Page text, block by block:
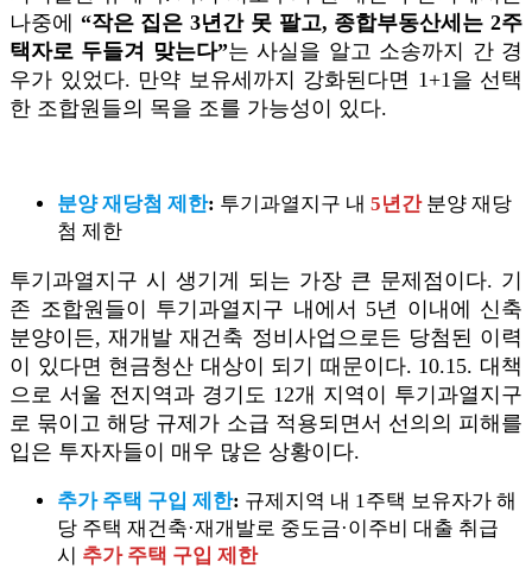
나중에 “작은 집은 3년간 못 팔고, 종합부동산세는 2주
택자로 두들겨 맞는다”는 사실을 알고 소송까지 간 경
우가 있었다. 만약 보유세까지 강화된다면 1+1을 선택
한 조합원들의 목을 조를 가능성이 있다.
분양 재당첨 제한: 투기과열지구 내 5년간분양 재당
첨 제한
투기과열지구 시 생기게 되는 가장 큰 문제점이다. 기
존 조합원들이 투기과열지구 내에서 5년 이내에 신축
분양이든, 재개발 재건축 정비사업으로든 당첨된 이력
이 있다면 현금청산 대상이 되기 때문이다. 10.15. 대책
으로 서울 전지역과 경기도 12개 지역이 투기과열지구
로 묶이고 해당 규제가 소급 적용되면서 선의의 피해를
입은 투자자들이 매우 많은 상황이다.
추가 주택 구입 제한: 규제지역 내 1주택 보유자가 해
당 주택 재건축·재개발로 중도금·이주비 대출 취급
시 추가 주택 구입 제한